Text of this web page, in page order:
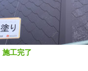
工完了